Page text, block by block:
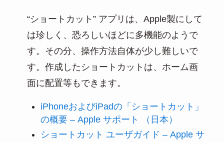
“ショートカット” アプリは、Apple製にして
は珍しく、恐ろしいほどに多機能のようで
す。その分、操作方法自体が少し難しいで
す。作成したショートカットは、ホーム画
面に配置等もできます。
iPhoneおよびiPadの「ショートカット」
の概要 – Apple サポート （日本）
ショートカット ユーザガイド – Apple サ